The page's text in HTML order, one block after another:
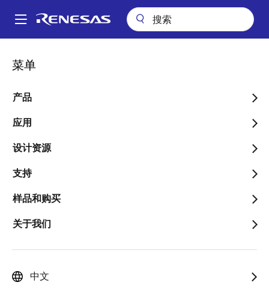
到
Main
菜单
产品
应用
设计资源
支持
样品和购买
关于我们
中文
面
包
屑
瑞萨电子成立15周年，学生艺术家为瑞萨丰洲及武藏办公室作画添彩
瑞萨电子成立15周年，学生
艺术家为瑞萨丰洲及武藏办
公室作画添彩
图
像
发表时间：2025年10月8日